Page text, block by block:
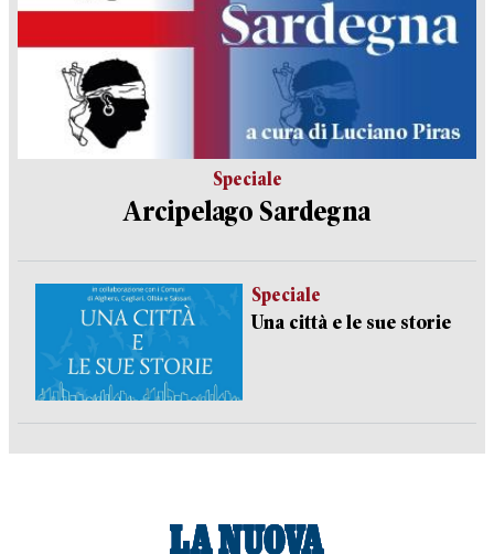
Speciale
Arcipelago Sardegna
Speciale
Una città e le sue storie